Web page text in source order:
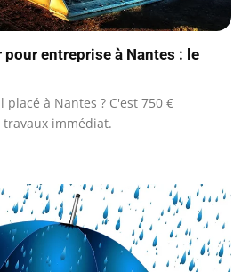
entreprise à Nantes : le
à Nantes ? C'est 750 €
immédiat.